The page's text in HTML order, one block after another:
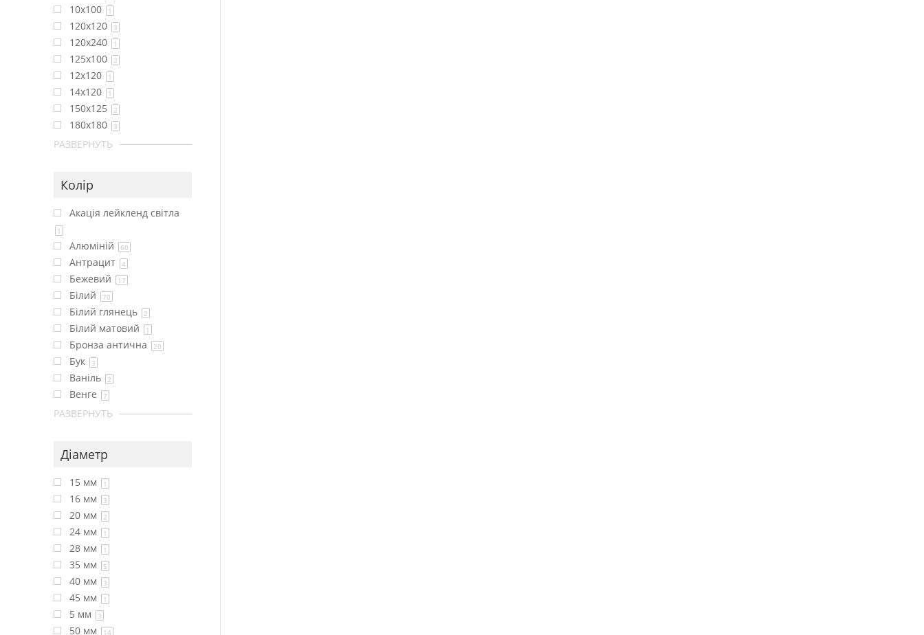
10x100 1
120x120 3
120x240 1
125x100 2
12x120 1
14x120 1
150x125 2
180x180 3
РАЗВЕРНУТЬ
Колір
Акація лейкленд світла
1
Алюміній 60
Антрацит 4
Бежевий 17
Білий 70
Білий глянець 2
Білий матовий 1
Бронза антична 20
Бук 3
Ваніль 2
Венге 7
РАЗВЕРНУТЬ
Діаметр
15 мм 1
16 мм 3
20 мм 2
24 мм 1
28 мм 1
35 мм 5
40 мм 3
45 мм 1
5 мм 3
50 мм 14